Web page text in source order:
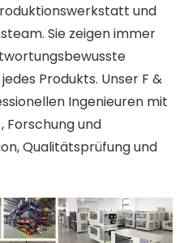
und
Sie zeigen immer
Produkts. Unser F &
Ingenieuren mit
Forschung und
Qualitätsprüfung und